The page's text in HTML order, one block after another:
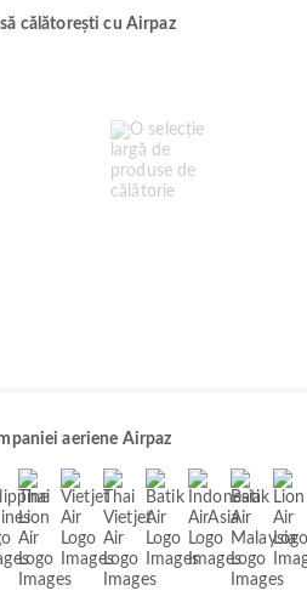
călătorești cu Airpaz
aeriene Airpaz